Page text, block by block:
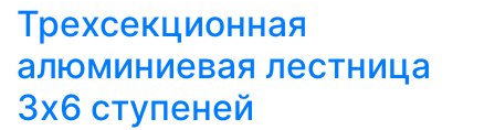
Трехсекционная
алюминиевая лестница
3х6 ступеней